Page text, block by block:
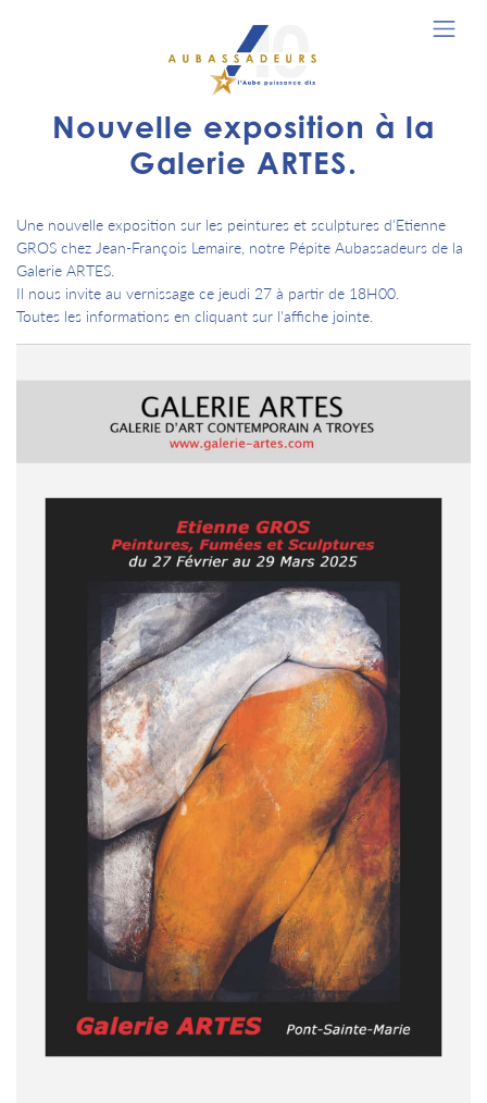
Nouvelle exposition à la
Galerie ARTES.
Une nouvelle exposition sur les peintures et sculptures d'Etienne
GROS chez Jean-François Lemaire, notre Pépite Aubassadeurs de la
Galerie ARTES.
Il nous invite au vernissage ce jeudi 27 à partir de 18H00.
Toutes les informations en cliquant sur l'affiche jointe.